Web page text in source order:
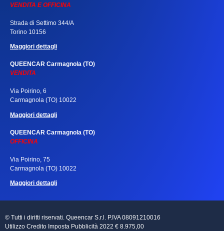
VENDITA E OFFICINA
Strada di Settimo 344/A
Torino 10156
Maggiori dettagli
QUEENCAR Carmagnola (TO)
VENDITA
Via Poirino, 6
Carmagnola (TO) 10022
Maggiori dettagli
QUEENCAR Carmagnola (TO)
OFFICINA
Via Poirino, 75
Carmagnola (TO) 10022
Maggiori dettagli
© Tutti i diritti riservati. Queencar S.r.l. P.IVA 08091210016
Utilizzo Credito Imposta Pubblicità 2022 € 8.975,00